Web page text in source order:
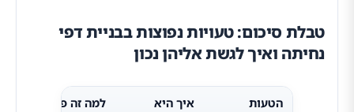
טבלת סיכום: טעויות נפוצות בבניית דפי
נחיתה ואיך לגשת אליהן נכון
הטעות
איך היא
למה זה פוגע